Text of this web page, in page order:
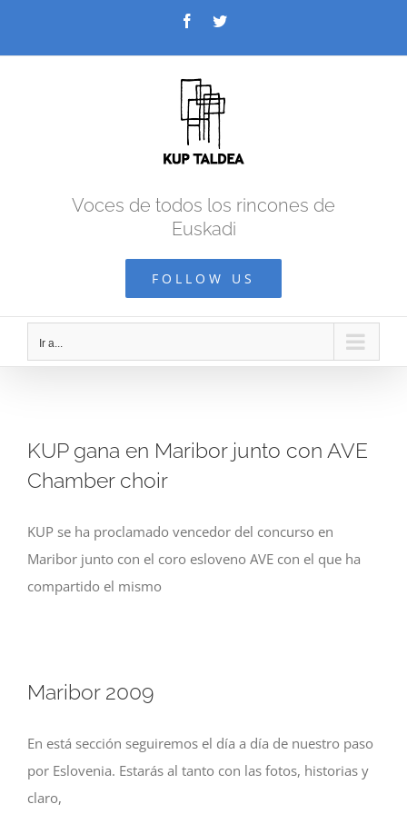
FacebookTwitter
Voces de todos los rincones de
Euskadi
FOLLOW US
Ir a...
KUP gana en Maribor junto con AVE
Chamber choir
KUP se ha proclamado vencedor del concurso en
Maribor junto con el coro esloveno AVE con el que ha
compartido el mismo
Maribor 2009
En está sección seguiremos el día a día de nuestro paso
por Eslovenia. Estarás al tanto con las fotos, historias y
claro,